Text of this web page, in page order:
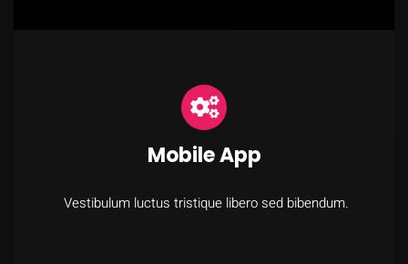
Mobile App
Vestibulum luctus tristique libero sed bibendum.